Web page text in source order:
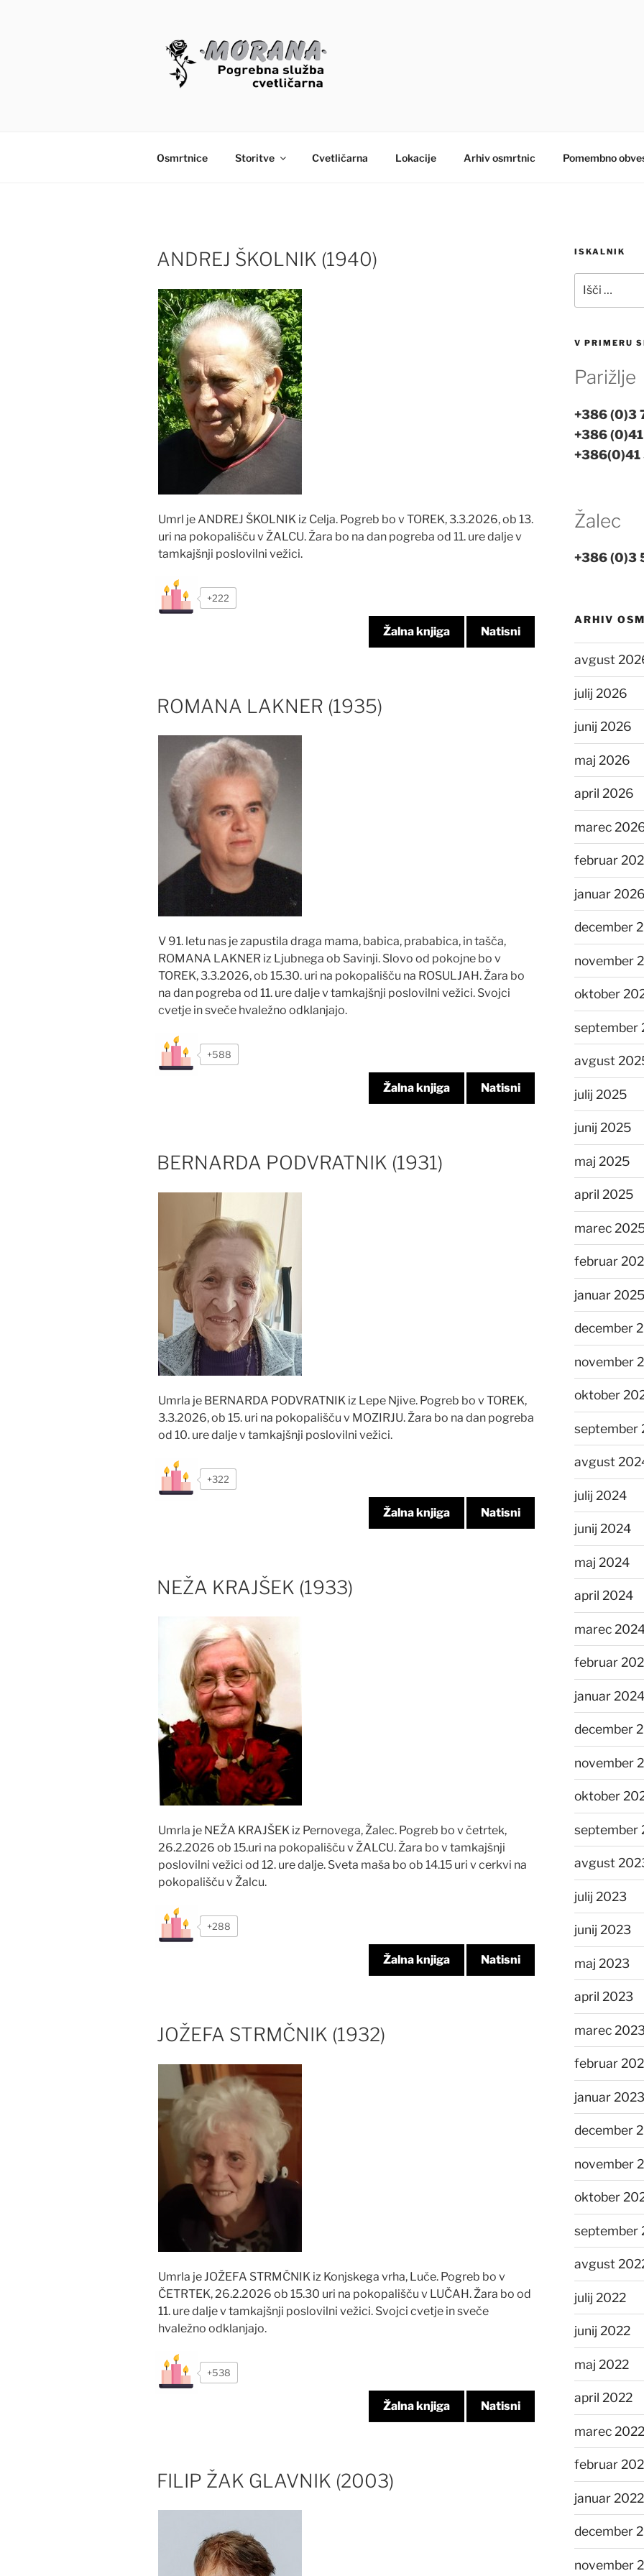
Osmrtnice Storitve Cvetličarna Lokacije Arhiv osmrtnic Pomembno
ANDREJ ŠKOLNIK (1940)
Umrl je ANDREJ ŠKOLNIK iz Celja. Pogreb bo v TOREK, 3.3.2026, ob 13.
uri na pokopališču v ŽALCU. Žara bo na dan pogreba od 11. ure dalje v
tamkajšnji poslovilni vežici.
+222
Žalna knjiga Natisni
ROMANA LAKNER (1935)
V 91. letu nas je zapustila draga mama, babica, prababica, in tašča,
ROMANA LAKNER iz Ljubnega ob Savinji. Slovo od pokojne bo v
TOREK, 3.3.2026, ob 15.30. uri na pokopališču na ROSULJAH. Žara bo
na dan pogreba od 11. ure dalje v tamkajšnji poslovilni vežici. Svojci
cvetje in sveče hvaležno odklanjajo.
+588
Žalna knjiga Natisni
BERNARDA PODVRATNIK (1931)
Umrla je BERNARDA PODVRATNIK iz Lepe Njive. Pogreb bo v TOREK,
3.3.2026, ob 15. uri na pokopališču v MOZIRJU. Žara bo na dan pogreba
od 10. ure dalje v tamkajšnji poslovilni vežici.
+322
Žalna knjiga Natisni
NEŽA KRAJŠEK (1933)
Umrla je NEŽA KRAJŠEK iz Pernovega, Žalec. Pogreb bo v četrtek,
26.2.2026 ob 15.uri na pokopališču v ŽALCU. Žara bo v tamkajšnji
poslovilni vežici od 12. ure dalje. Sveta maša bo ob 14.15 uri v cerkvi na
pokopališču v Žalcu.
+288
Žalna knjiga Natisni
JOŽEFA STRMČNIK (1932)
Umrla je JOŽEFA STRMČNIK iz Konjskega vrha, Luče. Pogreb bo v
ČETRTEK, 26.2.2026 ob 15.30 uri na pokopališču v LUČAH. Žara bo od
11. ure dalje v tamkajšnji poslovilni vežici. Svojci cvetje in sveče
hvaležno odklanjajo.
+538
Žalna knjiga Natisni
FILIP ŽAK GLAVNIK (2003)
ISKALNIK
V PRIMERU
Parižlje
+386 (0)3
+386
Žalec
+386 (0)3
ARHIV
avgust
julij 2026
junij 2026
maj 2026
april 2026
marec
februar
januar 2026
december
november
oktober
september
avgust
julij 2025
junij 2025
maj 2025
april 2025
marec
februar
januar 2025
december
november
oktober
september
avgust
julij 2024
junij 2024
maj 2024
april 2024
marec
februar
januar 2024
december
november
oktober
september
avgust
julij 2023
junij 2023
maj 2023
april 2023
marec
februar
januar 2023
december
november
oktober
september
avgust
julij 2022
junij 2022
maj 2022
april 2022
marec 2022
februar
januar 2022
december
november